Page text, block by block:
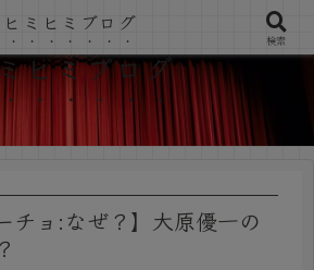
ヒミブログ
チョ:なぜ？】大原優一の
ヒミヒミブログ
検索